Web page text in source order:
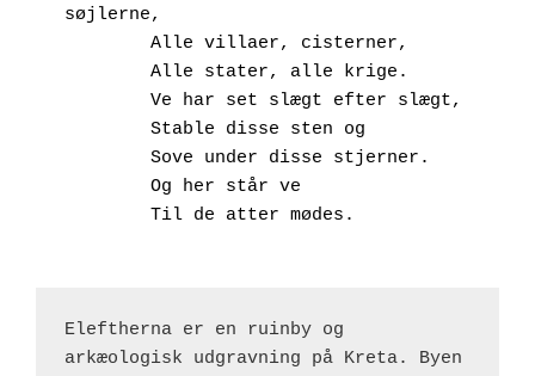
søjlerne,
        Alle villaer, cisterner,
        Alle stater, alle krige.
        Ve har set slægt efter slægt,
        Stable disse sten og
        Sove under disse stjerner.
        Og her står ve
        Til de atter mødes.
Eleftherna er en ruinby og
arkæologisk udgravning på Kreta. Byen